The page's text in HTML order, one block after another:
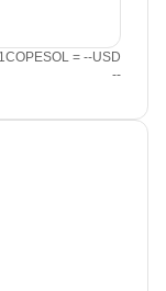
1COPESOL = --USD
--